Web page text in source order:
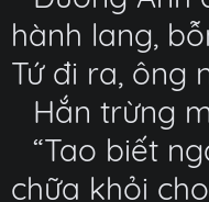
hành lang,
Tứ đi ra, ông
Hắn trừng
“Tao biết
chữa khỏi